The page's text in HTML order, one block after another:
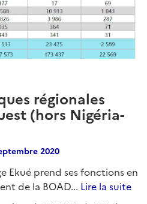
régionales
(hors Nigéria-
2020
Ekué prend ses fonctions en
de la BOAD... Lire la suite